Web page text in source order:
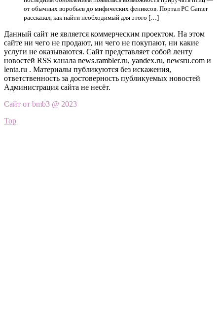
от обычных воробьев до мифических фениксов. Портал PC Gamer
рассказал, как найти необходимый для этого […]
Данный сайт не является коммерческим проектом. На этом
сайте ни чего не продают, ни чего не покупают, ни какие
услуги не оказываются. Сайт представляет собой ленту
новостей RSS канала news.rambler.ru, yandex.ru, newsru.com и
lenta.ru . Материалы публикуются без искажения,
ответственность за достоверность публикуемых новостей
Администрация сайта не несёт.
Сайт от bmb3 @ 2023
Top